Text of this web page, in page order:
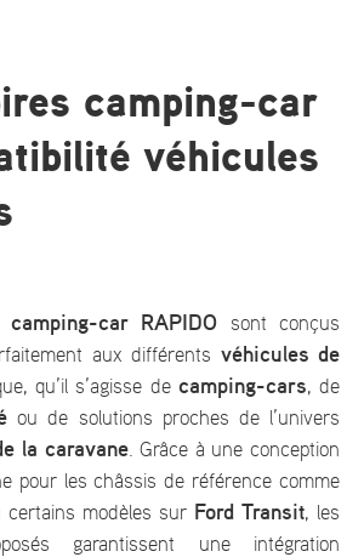
camping-car
véhicules
camping-car RAPIDO sont conçus
aux différents véhicules de
qu’il s’agisse de camping-cars, de
ou de solutions proches de l’univers
la caravane. Grâce à une conception
pour les châssis de référence comme
certains modèles sur Ford Transit, les
garantissent une intégration